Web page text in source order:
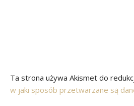
Ta strona używa Akismet do
w jaki sposób przetwarzane są